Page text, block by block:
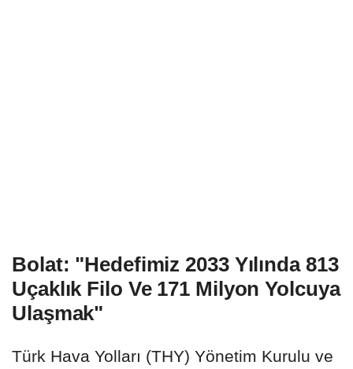
Bolat: "Hedefimiz 2033 Yılında 813
Uçaklık Filo Ve 171 Milyon Yolcuya
Ulaşmak"
Türk Hava Yolları (THY) Yönetim Kurulu ve